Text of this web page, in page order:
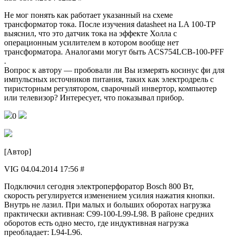
Не мог понять как работает указанный на схеме
трансформатор тока. После изучения datasheet на LA 100-TP
выяснил, что это датчик тока на эффекте Холла с
операционным усилителем в котором вообще нет
трансформатора. Аналогами могут быть ACS754LCB-100-PFF
.
Вопрос к автору — пробовали ли Вы измерять косинус фи для
импульсных источников питания, таких как электродрель с
тиристорным регулятором, сварочный инвертор, компьютер
или телевизор? Интересует, что показывал прибор.
0
[Автор]
VIG 04.04.2014 17:56 #
Подключил сегодня электроперфоратор Bosch 800 Вт,
скорость регулируется изменением усилия нажатия кнопки.
Внутрь не лазил. При малых и больших оборотах нагрузка
практически активная: C99-100-L99-L98. В районе средних
оборотов есть одно место, где индуктивная нагрузка
преобладает: L94-L96.